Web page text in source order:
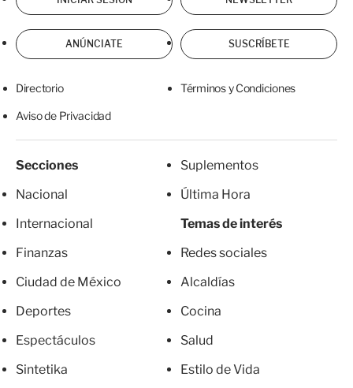
ANÚNCIATE SUSCRÍBETE
Directorio Términos y Condiciones
Aviso de Privacidad
Secciones
Nacional
Internacional
Finanzas
Ciudad de México
Deportes
Espectáculos
Sintetika
Suplementos
Última Hora
Temas de interés
Redes sociales
Alcaldías
Cocina
Salud
Estilo de Vida